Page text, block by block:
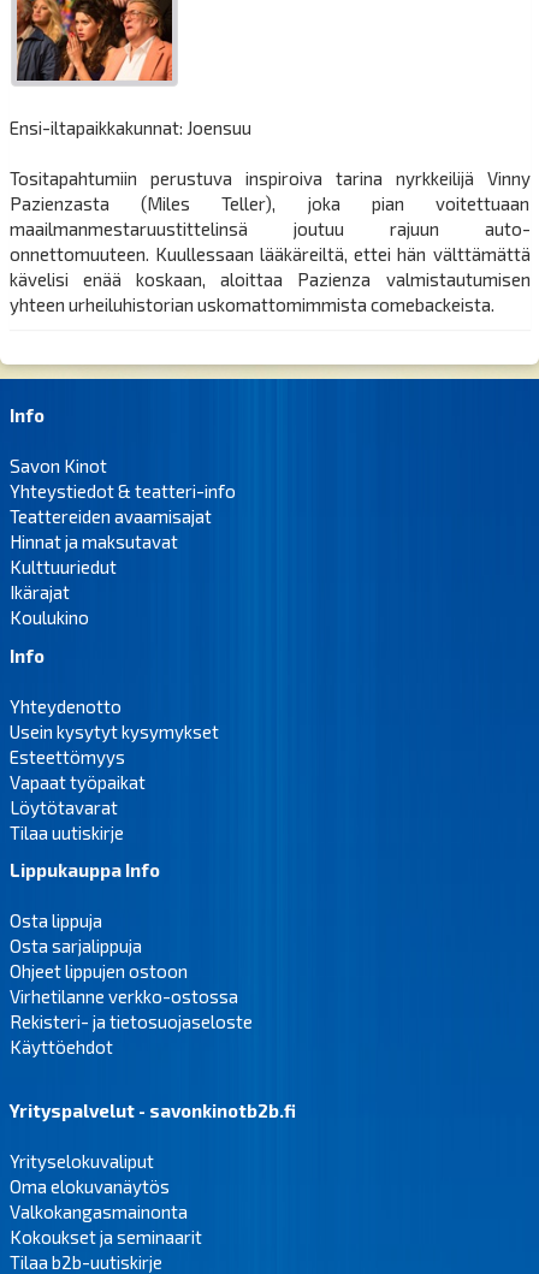
Ensi-iltapaikkakunnat: Joensuu
Tositapahtumiin perustuva inspiroiva tarina nyrkkeilijä Vinny
Pazienzasta (Miles Teller), joka pian voitettuaan
maailmanmestaruustittelinsä joutuu rajuun auto-
onnettomuuteen. Kuullessaan lääkäreiltä, ettei hän välttämättä
kävelisi enää koskaan, aloittaa Pazienza valmistautumisen
yhteen urheiluhistorian uskomattomimmista comebackeista.
Info
Savon Kinot
Yhteystiedot & teatteri-info
Teattereiden avaamisajat
Hinnat ja maksutavat
Kulttuuriedut
Ikärajat
Koulukino
Info
Yhteydenotto
Usein kysytyt kysymykset
Esteettömyys
Vapaat työpaikat
Löytötavarat
Tilaa uutiskirje
Lippukauppa Info
Osta lippuja
Osta sarjalippuja
Ohjeet lippujen ostoon
Virhetilanne verkko-ostossa
Rekisteri- ja tietosuojaseloste
Käyttöehdot
Yrityspalvelut - savonkinotb2b.fi
Yrityselokuvaliput
Oma elokuvanäytös
Valkokangasmainonta
Kokoukset ja seminaarit
Tilaa b2b-uutiskirje